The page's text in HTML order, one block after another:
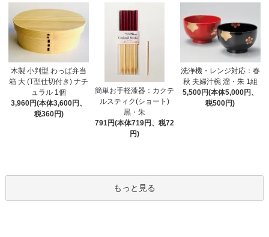
木製 小判型 わっぱ弁当
箱 大 (T型仕切付き) ナチ
ュラル 1個
3,960円(本体3,600円、
税360円)
簡単お手軽漆器：カクテ
ルスティク(ショート)
黒・朱
791円(本体719円、税72
円)
洗浄機・レンジ対応：春
秋 夫婦汁椀 溜・朱 1組
5,500円(本体5,000円、
税500円)
もっと見る